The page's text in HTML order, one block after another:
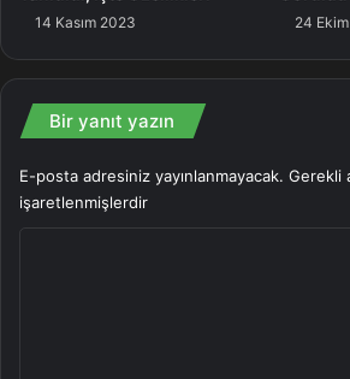
14 Kasım 2023 24
Bir yanıt yazın
E-posta adresiniz yayınlanmayacak. Gerekli
işaretlenmişlerdir